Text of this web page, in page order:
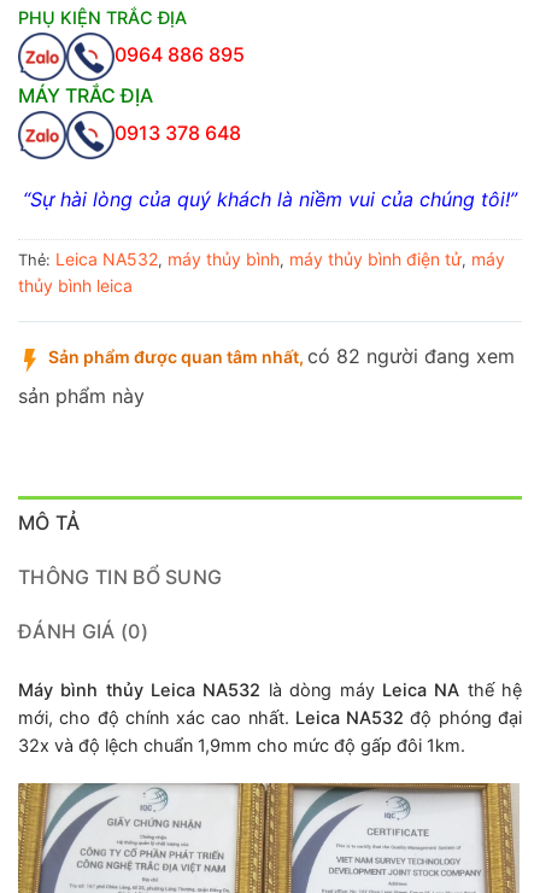
PHỤ KIỆN TRẮC ĐỊA
0964 886 895
MÁY TRẮC ĐỊA
0913 378 648
“Sự hài lòng của quý khách là niềm vui của chúng tôi!”
Thẻ: Leica NA532, máy thủy bình, máy thủy bình điện tử, máy
thủy bình leica
Sản phẩm được quan tâm nhất, có 82 người đang xem
sản phẩm này
MÔ TẢ
THÔNG TIN BỔ SUNG
ĐÁNH GIÁ (0)
Máy bình thủy Leica NA532 là dòng máy Leica NA thế hệ
mới, cho độ chính xác cao nhất. Leica NA532 độ phóng đại
32x và độ lệch chuẩn 1,9mm cho mức độ gấp đôi 1km.